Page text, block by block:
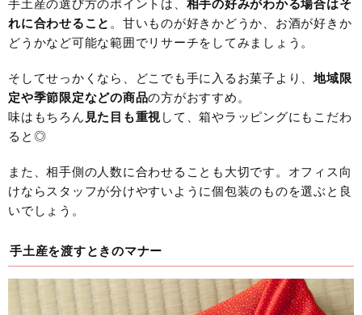
手土産の選び方のポイントは、 相手の好みがわかる場合はそ
れに合わせること 。甘いものが好きかどうか、お酒が好きか
どうかなど可能な範囲でリサーチをしてみましょう。
そしてせっかくなら、どこでも手に入るお菓子より、地域限
定や季節限定などの商品の方がおすすめ。
味はもちろん 見た目も重視 して、箱やラッピングにもこだわ
ると◎
また、相手側の人数に合わせることも大切です。オフィス向
けならスタッフが分けやすいように個包装のものを選ぶと良
いでしょう。
手土産を渡すときのマナー